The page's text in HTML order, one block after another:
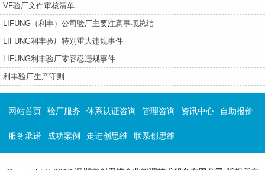
VF验厂文件审核清单
LIFUNG（利丰）公司验厂主要注意事项总结
LIFUNG利丰验厂特别重大违规事件
LIFUNG利丰验厂零容忍违规事件
利丰验厂生产守则
网站首页 验厂服务 体系认证咨询 管理咨询 资讯中心 自助报价
服务承诺 成功案例 走进创思维 联系创思维